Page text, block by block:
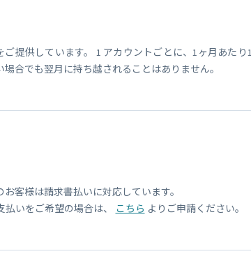
ご提供しています。 1 アカウントごとに、1ヶ月あた
合でも翌月に持ち越されることはありません。
客様は請求書払いに対応しています。
いをご希望の場合は、
こちら よりご申請ください。